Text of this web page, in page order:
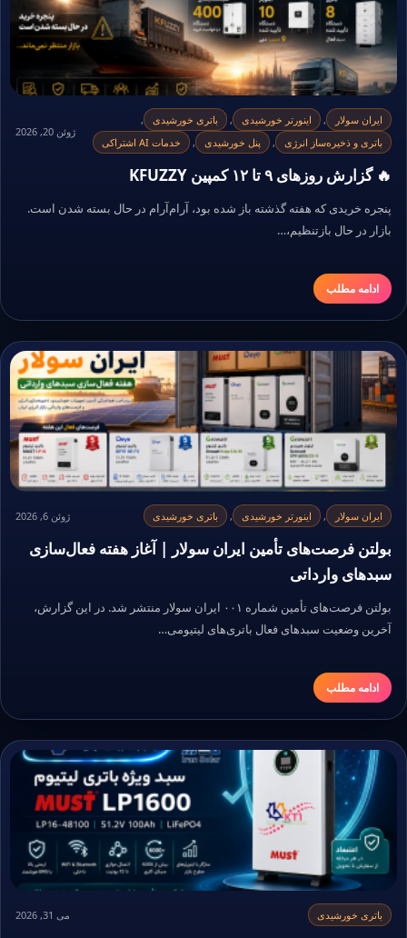
ایران سولار , اینورتر خورشیدی , باتری خورشیدی
,
باتری و ذخیره‌ساز انرژی
, پنل خورشیدی , خدمات AI اشتراکی
ژوئن 20, 2026
🔥 گزارش روزهای ۹ تا ۱۲ کمپین KFUZZY
پنجره خریدی که هفته گذشته باز شده بود، آرام‌آرام در حال بسته شدن است.
بازار در حال بازتنظیم،…
ادامه مطلب
ایران سولار , اینورتر خورشیدی , باتری خورشیدی ژوئن 6, 2026
بولتن فرصت‌های تأمین ایران سولار | آغاز هفته فعال‌سازی
سبدهای وارداتی
بولتن فرصت‌های تأمین شماره ۰۰۱ ایران سولار منتشر شد. در این گزارش،
آخرین وضعیت سبدهای فعال باتری‌های لیتیومی…
ادامه مطلب
باتری خورشیدی می 31, 2026